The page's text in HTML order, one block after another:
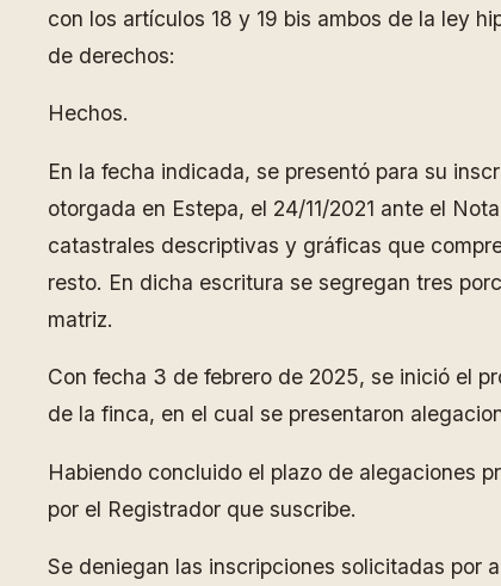
con los artículos 18 y 19 bis ambos de la ley
de derechos:
Hechos.
En la fecha indicada, se presentó para su
otorgada en Estepa, el 24/11/2021 ante el
catastrales descriptivas y gráficas que
resto. En dicha escritura se segregan tres
matriz.
Con fecha 3 de febrero de 2025, se inició el
de la finca, en el cual se presentaron
Habiendo concluido el plazo de alegaciones
por el Registrador que suscribe.
Se deniegan las inscripciones solicitadas por